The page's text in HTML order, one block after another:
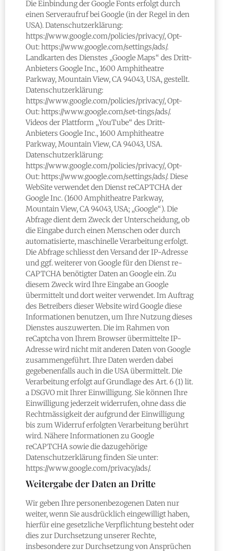
Die Einbindung der Google Fonts erfolgt durch
einen Serveraufruf bei Google (in der Regel in den
USA). Datenschutzerklärung:
https://www.google.com/policies/privacy/, Opt-
Out: https://www.google.com/settings/ads/.
Landkarten des Dienstes „Google Maps“ des Dritt-
Anbieters Google Inc., 1600 Amphitheatre
Parkway, Mountain View, CA 94043, USA, gestellt.
Datenschutzerklärung:
https://www.google.com/policies/privacy/, Opt-
Out: https://www.google.com/set-tings/ads/.
Videos der Plattform „YouTube“ des Dritt-
Anbieters Google Inc., 1600 Amphitheatre
Parkway, Mountain View, CA 94043, USA.
Datenschutzerklärung:
https://www.google.com/policies/privacy/, Opt-
Out: https://www.google.com/settings/ads/. Diese
WebSite verwendet den Dienst reCAPTCHA der
Google Inc. (1600 Amphitheatre Parkway,
Mountain View, CA 94043, USA; „Google“). Die
Abfrage dient dem Zweck der Unterscheidung, ob
die Eingabe durch einen Menschen oder durch
automatisierte, maschinelle Verarbeitung erfolgt.
Die Abfrage schliesst den Versand der IP-Adresse
und ggf. weiterer von Google für den Dienst re-
CAPTCHA benötigter Daten an Google ein. Zu
diesem Zweck wird Ihre Eingabe an Google
übermittelt und dort weiter verwendet. Im Auftrag
des Betreibers dieser Website wird Google diese
Informationen benutzen, um Ihre Nutzung dieses
Dienstes auszuwerten. Die im Rahmen von
reCaptcha von Ihrem Browser übermittelte IP-
Adresse wird nicht mit anderen Daten von Google
zusammengeführt. Ihre Daten werden dabei
gegebenenfalls auch in die USA übermittelt. Die
Verarbeitung erfolgt auf Grundlage des Art. 6 (1) lit.
a DSGVO mit Ihrer Einwilligung. Sie können Ihre
Einwilligung jederzeit widerrufen, ohne dass die
Rechtmässigkeit der aufgrund der Einwilligung
bis zum Widerruf erfolgten Verarbeitung berührt
wird. Nähere Informationen zu Google
reCAPTCHA sowie die dazugehörige
Datenschutzerklärung finden Sie unter:
https://www.google.com/privacy/ads/.
Weitergabe der Daten an Dritte
Wir geben Ihre personenbezogenen Daten nur
weiter, wenn Sie ausdrücklich eingewilligt haben,
hierfür eine gesetzliche Verpflichtung besteht oder
dies zur Durchsetzung unserer Rechte,
insbesondere zur Durchsetzung von Ansprüchen